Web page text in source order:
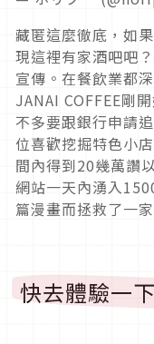
藏匿這麼徹底，如
現這裡有家酒吧吧
宣傳。在餐飲業都
JANAI COFFEE剛
不多要跟銀行申請
位喜歡挖掘特色小
間內得到20幾萬讚
網站一天內湧入
篇漫畫而拯救了一
快去體驗一